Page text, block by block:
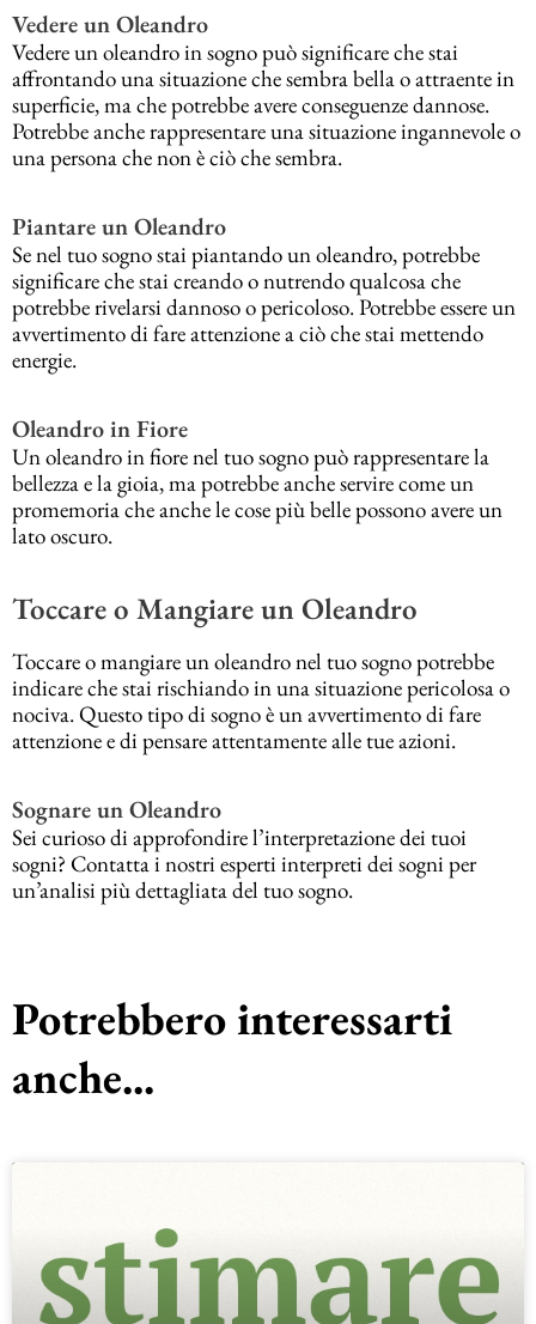
Vedere un Oleandro
Vedere un oleandro in sogno può significare che stai
affrontando una situazione che sembra bella o attraente in
superficie, ma che potrebbe avere conseguenze dannose.
Potrebbe anche rappresentare una situazione ingannevole o
una persona che non è ciò che sembra.
Piantare un Oleandro
Se nel tuo sogno stai piantando un oleandro, potrebbe
significare che stai creando o nutrendo qualcosa che
potrebbe rivelarsi dannoso o pericoloso. Potrebbe essere un
avvertimento di fare attenzione a ciò che stai mettendo
energie.
Oleandro in Fiore
Un oleandro in fiore nel tuo sogno può rappresentare la
bellezza e la gioia, ma potrebbe anche servire come un
promemoria che anche le cose più belle possono avere un
lato oscuro.
Toccare o Mangiare un Oleandro
Toccare o mangiare un oleandro nel tuo sogno potrebbe
indicare che stai rischiando in una situazione pericolosa o
nociva. Questo tipo di sogno è un avvertimento di fare
attenzione e di pensare attentamente alle tue azioni.
Sognare un Oleandro
Sei curioso di approfondire l’interpretazione dei tuoi
sogni? Contatta i nostri esperti interpreti dei sogni per
un’analisi più dettagliata del tuo sogno.
Potrebbero interessarti
anche...